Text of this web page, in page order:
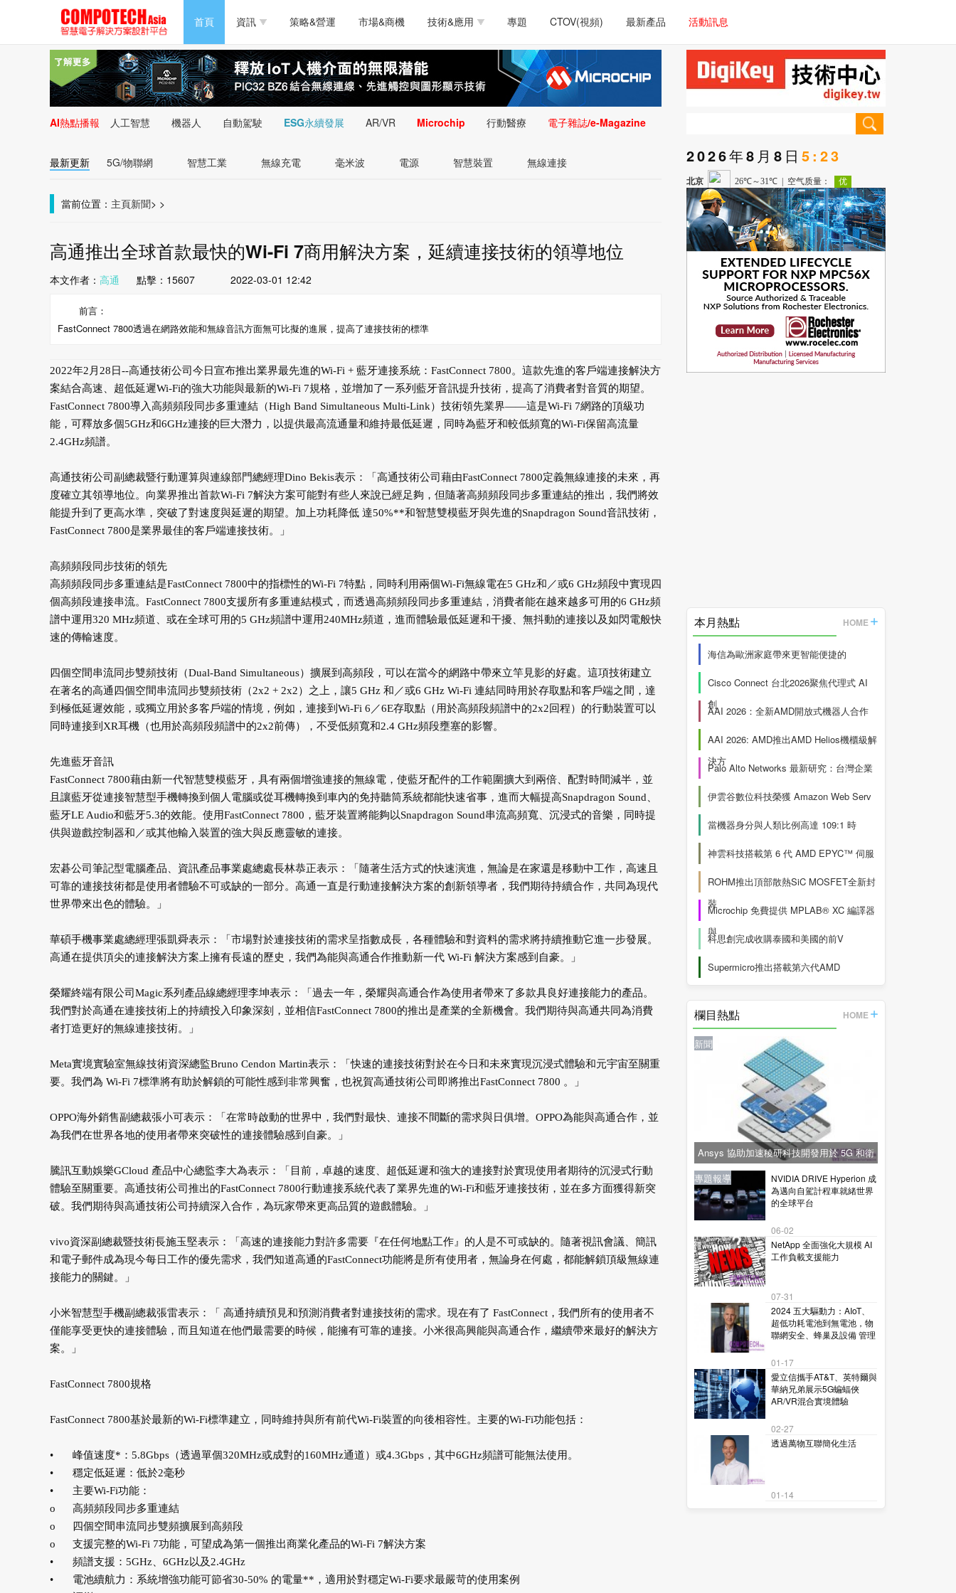
首頁 資訊
半導體/零組件 測試量測
PC/周邊 軟體/工具 醫療電子
新能源 人工智慧 安防監控
策略&營運 市場&商機 技術&應用
電源技術
醫療電子 通訊&網路
類比技術 LED/照明技術 微處理器/微控制器
嵌入技術 感測技術
專題 CTOV(視頻) 最新產品 活動訊息
PC/周邊 軟體/工具 醫療電子
新能源 人工智慧 安防監控
醫療電子 通訊&網路 介面技術
類比技術 LED/照明技術 微處理器/微控制器
嵌入技術 感測技術 量測儀器
智慧型視覺影像/監
控技術
AI熱點播報 人工智慧 機器人 自動駕駛 ESG永續發展 AR/VR Microchip 行動醫療 電子雜誌/e-Magazine
最新更新 5G/物聯網 智慧工業 無線充電 毫米波 電源 智慧裝置 無線連接
當前位置： 主頁 >
新聞 >
高通推出全球首款最快的Wi-Fi 7商用解決方案，延續連接技術的領導地位
本文作者： 高通 點擊： 15607 2022-03-01 12:42
前言：
FastConnect 7800透過在網路效能和無線音訊方面無可比擬的進展，提高了連接技術的標準
2022年2月28日--高通技術公司今日宣布推出業界最先進的Wi-Fi + 藍牙連接系統：FastConnect 7800。這款先進的客戶端連接解決方
案結合高速、超低延遲Wi-Fi的強大功能與最新的Wi-Fi 7規格，並增加了一系列藍牙音訊提升技術，提高了消費者對音質的期望。
FastConnect 7800導入高頻頻段同步多重連結（High Band Simultaneous Multi-Link）技術領先業界——這是Wi-Fi 7網路的頂級功
能，可釋放多個5GHz和6GHz連接的巨大潛力，以提供最高流通量和維持最低延遲，同時為藍牙和較低頻寬的Wi-Fi保留高流量
2.4GHz頻譜。
高通技術公司副總裁暨行動運算與連線部門總經理Dino Bekis表示：「高通技術公司藉由FastConnect 7800定義無線連接的未來，再
度確立其領導地位。向業界推出首款Wi-Fi 7解決方案可能對有些人來說已經足夠，但隨著高頻頻段同步多重連結的推出，我們將效
能提升到了更高水準，突破了對速度與延遲的期望。加上功耗降低 達50%**和智慧雙模藍牙與先進的Snapdragon Sound音訊技術，
FastConnect 7800是業界最佳的客戶端連接技術。」
高頻頻段同步技術的領先
高頻頻段同步多重連結是FastConnect 7800中的指標性的Wi-Fi 7特點，同時利用兩個Wi-Fi無線電在5 GHz和／或6 GHz頻段中實現四
個高頻段連接串流。FastConnect 7800支援所有多重連結模式，而透過高頻頻段同步多重連結，消費者能在越來越多可用的6 GHz頻
譜中運用320 MHz頻道、或在全球可用的5 GHz頻譜中運用240MHz頻道，進而體驗最低延遲和干擾、無抖動的連接以及如閃電般快
速的傳輸速度。
四個空間串流同步雙頻技術（Dual-Band Simultaneous）擴展到高頻段，可以在當今的網路中帶來立竿見影的好處。這項技術建立
在著名的高通四個空間串流同步雙頻技術（2x2 + 2x2）之上，讓5 GHz 和／或6 GHz Wi-Fi 連結同時用於存取點和客戶端之間，達
到極低延遲效能，或獨立用於多客戶端的情境，例如，連接到Wi-Fi 6／6E存取點（用於高頻段頻譜中的2x2回程）的行動裝置可以
同時連接到XR耳機（也用於高頻段頻譜中的2x2前傳），不受低頻寬和2.4 GHz頻段壅塞的影響。
先進藍牙音訊
FastConnect 7800藉由新一代智慧雙模藍牙，具有兩個增強連接的無線電，使藍牙配件的工作範圍擴大到兩倍、配對時間減半，並
且讓藍牙從連接智慧型手機轉換到個人電腦或從耳機轉換到車內的免持聽筒系統都能快速省事，進而大幅提高Snapdragon Sound、
藍牙LE Audio和藍牙5.3的效能。使用FastConnect 7800，藍牙裝置將能夠以Snapdragon Sound串流高頻寬、沉浸式的音樂，同時提
供與遊戲控制器和／或其他輸入裝置的強大與反應靈敏的連接。
宏碁公司筆記型電腦產品、資訊產品事業處總處長林恭正表示：「隨著生活方式的快速演進，無論是在家還是移動中工作，高速且
可靠的連接技術都是使用者體驗不可或缺的一部分。高通一直是行動連接解決方案的創新領導者，我們期待持續合作，共同為現代
世界帶來出色的體驗。」
華碩手機事業處總經理張凱舜表示：「市場對於連接技術的需求呈指數成長，各種體驗和對資料的需求將持續推動它進一步發展。
高通在提供頂尖的連接解決方案上擁有長遠的歷史，我們為能與高通合作推動新一代 Wi-Fi 解決方案感到自豪。」
榮耀終端有限公司Magic系列產品線總經理李坤表示：「過去一年，榮耀與高通合作為使用者帶來了多款具良好連接能力的產品。
我們對於高通在連接技術上的持續投入印象深刻，並相信FastConnect 7800的推出是產業的全新機會。我們期待與高通共同為消費
者打造更好的無線連接技術。」
Meta實境實驗室無線技術資深總監Bruno Cendon Martin表示：「快速的連接技術對於在今日和未來實現沉浸式體驗和元宇宙至關重
要。我們為 Wi-Fi 7標準將有助於解鎖的可能性感到非常興奮，也祝賀高通技術公司即將推出FastConnect 7800 。」
OPPO海外銷售副總裁張小可表示：「在常時啟動的世界中，我們對最快、連接不間斷的需求與日俱增。OPPO為能與高通合作，並
為我們在世界各地的使用者帶來突破性的連接體驗感到自豪。」
騰訊互動娛樂GCloud 產品中心總監李大為表示：「目前，卓越的速度、超低延遲和強大的連接對於實現使用者期待的沉浸式行動
體驗至關重要。高通技術公司推出的FastConnect 7800行動連接系統代表了業界先進的Wi-Fi和藍牙連接技術，並在多方面獲得新突
破。我們期待與高通技術公司持續深入合作，為玩家帶來更高品質的遊戲體驗。」
vivo資深副總裁暨技術長施玉堅表示：「高速的連接能力對許多需要『在任何地點工作』的人是不可或缺的。隨著視訊會議、簡訊
和電子郵件成為現今每日工作的優先需求，我們知道高通的FastConnect功能將是所有使用者，無論身在何處，都能解鎖頂級無線連
接能力的關鍵。」
小米智慧型手機副總裁張雷表示：「 高通持續預見和預測消費者對連接技術的需求。現在有了 FastConnect，我們所有的使用者不
僅能享受更快的連接體驗，而且知道在他們最需要的時候，能擁有可靠的連接。小米很高興能與高通合作，繼續帶來最好的解決方
案。」
FastConnect 7800規格
FastConnect 7800基於最新的Wi-Fi標準建立，同時維持與所有前代Wi-Fi裝置的向後相容性。主要的Wi-Fi功能包括：
•
峰值速度*：5.8Gbps（透過單個320MHz或成對的160MHz通道）或4.3Gbps，其中6GHz頻譜可能無法使用。
•
穩定低延遲：低於2毫秒
•
主要Wi-Fi功能：
o
高頻頻段同步多重連結
o
四個空間串流同步雙頻擴展到高頻段
o
支援完整的Wi-Fi 7功能，可望成為第一個推出商業化產品的Wi-Fi 7解決方案
•
頻譜支援：5GHz、6GHz以及2.4GHz
•
電池續航力：系統增強功能可節省30-50% 的電量**，適用於對穩定Wi-Fi要求最嚴苛的使用案例
2026年8月8日 5:23
本月熱點 HOME
海信為歐洲家庭帶來更智能便捷的
Cisco Connect 台北2026聚焦代理式 AI
創
AAI 2026：全新AMD開放式機器人合作
AAI 2026: AMD推出AMD Helios機櫃級解
決方
Palo Alto Networks 最新研究：台灣企業
伊雲谷數位科技榮獲 Amazon Web Serv
當機器身分與人類比例高達 109:1 時
神雲科技搭載第 6 代 AMD EPYC™ 伺服
ROHM推出頂部散熱SiC MOSFET全新封
裝
Microchip 免費提供 MPLAB® XC 編譯器
與
科思創完成收購泰國和美國的前V
Supermicro推出搭載第六代AMD
EPYC™
欄目熱點 HOME
新聞
Ansys 協助加速稜研科技開發用於 5G 和衛
星通訊的下一代毫米波技術
新聞
NVIDIA DRIVE Hyperion 成
為邁向自駕計程車就緒世界
的全球平台
06-02
新聞
NetApp 全面強化大規模 AI
工作負載支援能力
07-31
專題報導
2024 五大驅動力：AIoT、
超低功耗電池到無電池，物
聯網安全、蜂巢及設備 管理
01-17
新聞
愛立信攜手AT&T、英特爾與
華納兄弟展示5G蝙蝠俠
AR/VR混合實境體驗
02-27
專題報導
透過萬物互聯簡化生活
01-14